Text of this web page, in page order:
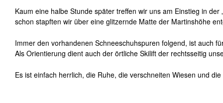
Kaum eine halbe Stunde später treffen wir uns am Einstieg in
schon stapften wir über eine glitzernde Matte der Martinshöhe
Immer den vorhandenen Schneeschuhspuren folgend, ist auch
Als Orientierung dient auch der örtliche Skilift der rechtsseitig
Es ist einfach herrlich, die Ruhe, die verschneiten Wiesen und